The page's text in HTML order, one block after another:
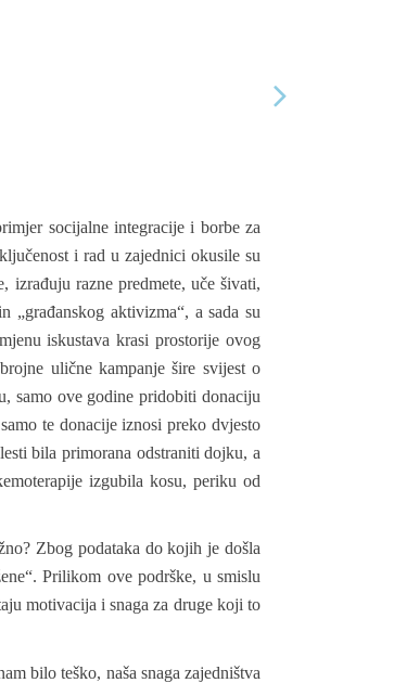
socijalne integracije i borbe za
i rad u zajednici okusile su
izrađuju razne predmete, uče šivati,
aktivizma“, a sada su
iskustava krasi prostorije ovog
ulične kampanje šire svijest o
samo ove godine pridobiti donaciju
te donacije iznosi preko dvjesto
bila primorana odstraniti dojku, a
izgubila kosu, periku od
Zbog podataka do kojih je došla
Prilikom ove podrške, u smislu
motivacija i snaga za druge koji to
bilo teško, naša snaga zajedništva